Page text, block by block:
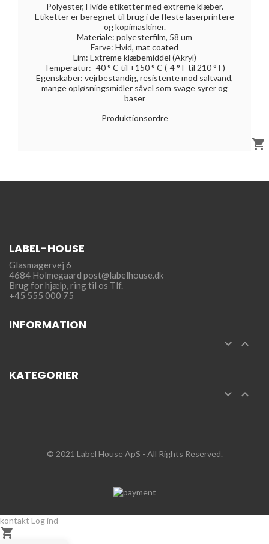
Polyester, Hvide etiketter med extreme klæber.
Etiketter er beregnet til brug i de fleste laserprintere
og kopimaskiner.
Materiale: polyesterfilm, 58 um
Farve: Hvid, mat coated
Lim: Extreme klæbemiddel (Akryl)
Temperatur: -40 ° C til +150 ° C (-4 ° F til 210 ° F)
Egenskaber: vejrbestandig, resistente mod saltvand,
mange opløsningsmidler såvel som svage syrer og
baser
Produktionsordre
LABEL-HOUSE
Glasmagervej 6
4684 Holmegaard post@labelhouse.dk
Brug for hjælp,ring til os Tlf.
+45 555 000 75
INFORMATION
 
KATEGORIER
 
© 2021 Label House ApS - All Rights Reserved.
kontakt Log ind

